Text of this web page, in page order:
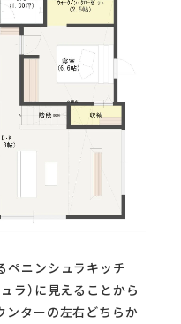
ペニンシュラキッチ
ラ）に見えることから
ンターの左右どちらか